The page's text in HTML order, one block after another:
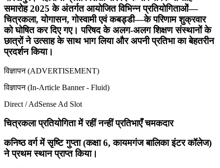
समारोह 2025 के अंतर्गत आयोजित विभिन्न प्रतियोगिताओं—
चित्रकला, योगासन, गोस्वामी एवं कबड्डी—के परिणाम शुक्रवार
को घोषित कर दिए गए। परिषद के अलग-अलग शिक्षण संस्थानों के
छात्रों ने उत्साह के साथ भाग लिया और अपनी प्रतिभा का बेहतरीन
प्रदर्शन किया।
विज्ञापन (ADVERTISEMENT)
विज्ञापन (In-Article Banner - Fluid)
Direct / AdSense Ad Slot
चित्रकला प्रतियोगिता में रहीं नन्हीं प्रतिभाएँ चमकदार
कनिष्ठ वर्ग में सृष्टि गुप्ता (कक्षा 6, कायमगंज बालिका इंटर कॉलेज)
ने प्रथम स्थान प्राप्त किया।